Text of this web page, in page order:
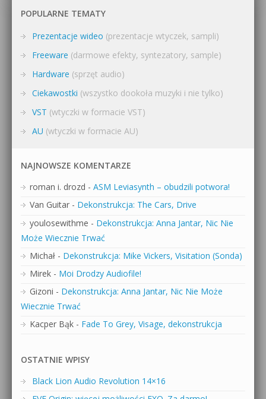
POPULARNE TEMATY
Prezentacje wideo (prezentacje wtyczek, sampli)
Freeware (darmowe efekty, syntezatory, sample)
Hardware (sprzęt audio)
Ciekawostki (wszystko dookoła muzyki i nie tylko)
VST (wtyczki w formacie VST)
AU (wtyczki w formacie AU)
NAJNOWSZE KOMENTARZE
roman i. drozd - ASM Leviasynth – obudzili potwora!
Van Guitar - Dekonstrukcja: The Cars, Drive
youlosewithme - Dekonstrukcja: Anna Jantar, Nic Nie
Może Wiecznie Trwać
Michał - Dekonstrukcja: Mike Vickers, Visitation (Sonda)
Mirek - Moi Drodzy Audiofile!
Gizoni - Dekonstrukcja: Anna Jantar, Nic Nie Może
Wiecznie Trwać
Kacper Bąk - Fade To Grey, Visage, dekonstrukcja
OSTATNIE WPISY
Black Lion Audio Revolution 14×16